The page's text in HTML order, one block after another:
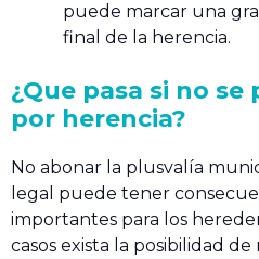
puede marcar una
final de la herencia.
¿Que pasa si no
por herencia?
No abonar la plusvalía
legal puede tener
importantes para los
casos exista la posibilidad